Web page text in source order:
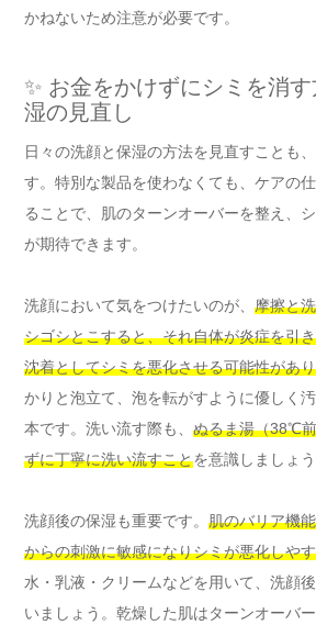
かねないため注意が必要です。
✨ お金をかけずにシミを消
湿の見直し
日々の洗顔と保湿の方法を見直すことも
す。特別な製品を使わなくても、ケアの
ることで、肌のターンオーバーを整え、
が期待できます。
洗顔において気をつけたいのが、 摩擦と
シゴシとこすると、それ自体が炎症を引
沈着としてシミを悪化させる可能性があ
かりと泡立て、泡を転がすように優しく
本です。洗い流す際も、 ぬるま湯（38℃
ずに丁寧に洗い流すことを意識しましょう
洗顔後の保湿も重要です。 肌のバリア機
からの刺激に敏感になりシミが悪化しや
水・乳液・クリームなどを用いて、洗顔
いましょう。乾燥した肌はターンオーバ